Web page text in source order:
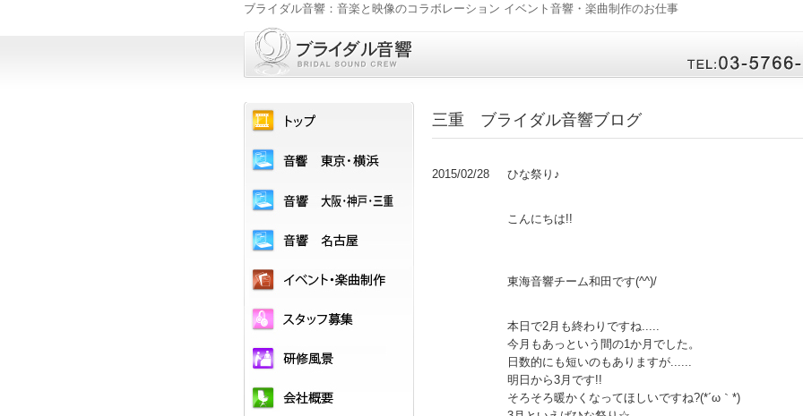
ブライダル音響：音楽と映像のコラボレーション イベント音響・楽曲制作のお仕事
ブライダル音響への
tel：03-5766-9066
トップ
ブライダル音響 名古屋
イベント・楽曲制作
スタッフ募集
研修風景
三重 ブライダル音響ブログ
2015/02/28 ひな祭り♪
こんにちは!!
東海音響チーム和田です(^^)/
本日で2月も終わりですね.....
今月もあっという間の1か月でした。
日数的にも短いのもありますが......
明日から3月です!!
そろそろ暖かくなってほしいですね?(*´ω｀*)